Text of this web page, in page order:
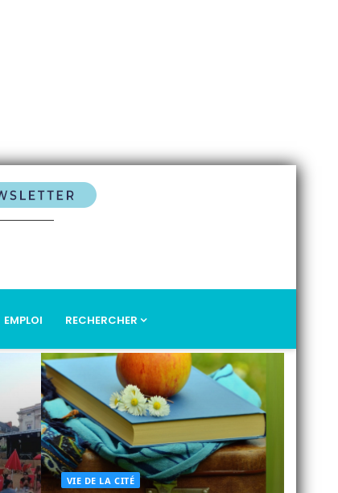
EMPLOI RECHERCHER
VIE DE LA CITÉ